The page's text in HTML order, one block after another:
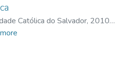
Católica do Salvador, 2010-
Universidade Católica do